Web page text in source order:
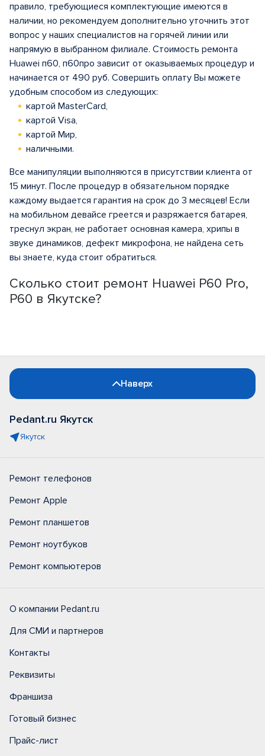
Сколько стоит ремонт Huawei P60 Pro,
P60 в Якутске?
правило, требующиеся комплектующие имеются в
наличии, но рекомендуем дополнительно уточнить этот
вопрос у наших специалистов на горячей линии или
напрямую в выбранном филиале. Стоимость ремонта
Huawei п60, п60про зависит от оказываемых процедур и
начинается от 490 руб. Совершить оплату Вы можете
удобным способом из следующих:
картой MasterCard,
картой Visa,
картой Мир,
наличными.
Все манипуляции выполняются в присутствии клиента от
15 минут. После процедур в обязательном порядке
каждому выдается гарантия на срок до 3 месяцев! Если
на мобильном девайсе греется и разряжается батарея,
треснул экран, не работает основная камера, хрипы в
звуке динамиков, дефект микрофона, не найдена сеть
вы знаете, куда стоит обратиться.
Наверх
Pedant.ru Якутск
Якутск
Ремонт телефонов
Ремонт Apple
Ремонт планшетов
Ремонт ноутбуков
Ремонт компьютеров
О компании Pedant.ru
Для СМИ и партнеров
Контакты
Реквизиты
Франшиза
Готовый бизнес
Прайс-лист